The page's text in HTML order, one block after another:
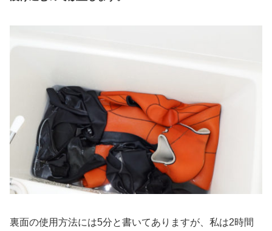
裏面の使用方法には5分と書いてありますが、私は2時間